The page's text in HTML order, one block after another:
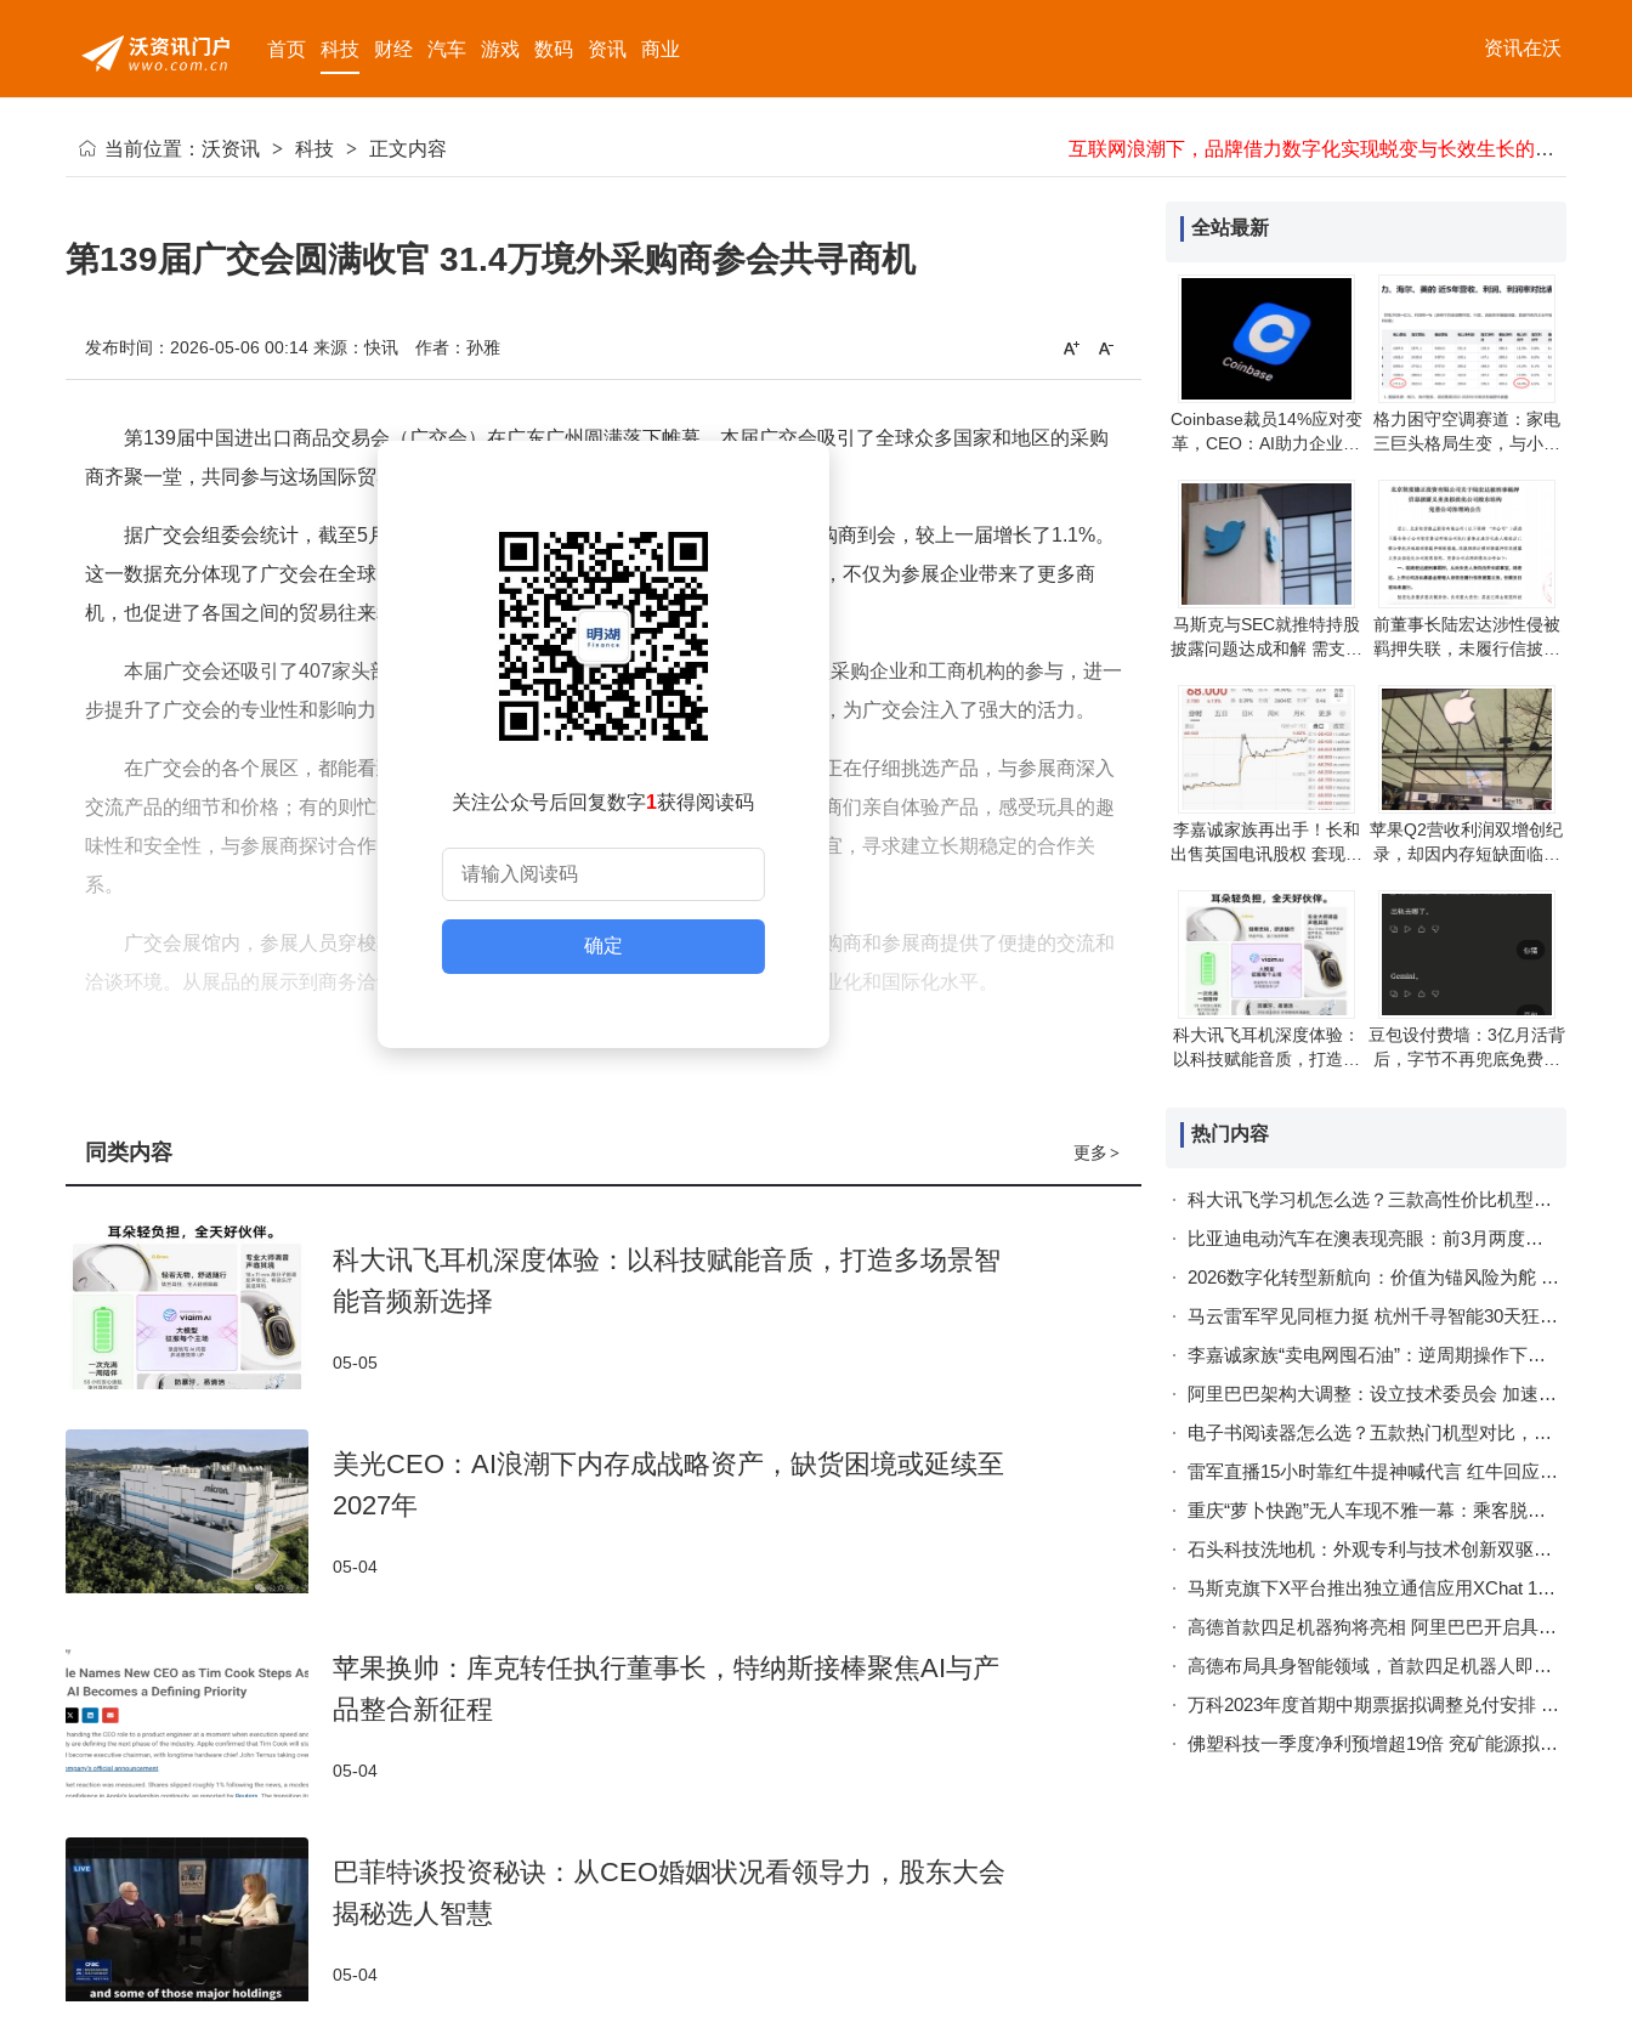
资讯在沃
首页 科技 财经 汽车 游戏 数码 资讯 商业
“五一”期间东莞市场监管多措并举 筑牢市场安全防线
2026中国现制饮品市场：茶咖烘焙融合，四大人群引领消费新趋势
中山陵免费开放藏深意：让山河触手可及，让历史薪火相传
游戏驿站拟555亿美元收购亿贝，将推动成本削减并提供线下门店支持
当前位置： 沃资讯 > 科技 > 正文内容
第139届广交会圆满收官 31.4万境外采购商参会共寻商机
发布时间：2026-05-06 00:14 来源：快讯 作者：孙雅
第139届中国进出口商品交易会（广交会）在广东广州圆满落下帷幕。本届广交会吸引了全球众多国家和地区的采购
商齐聚一堂，共同参与这场国际贸易盛会。
据广交会组委会统计，截至5月4日，共有来自220个国家和地区的31.4万名境外采购商到会，较上一届增长了1.1%。
这一数据充分体现了广交会在全球贸易中的重要地位和吸引力。众多国际采购商的参与，不仅为参展企业带来了更多商
机，也促进了各国之间的贸易往来和经济合作。
本届广交会还吸引了407家头部采购企业和154家境外工商机构组团参会。这些大型采购企业和工商机构的参与，进一
步提升了广交会的专业性和影响力。他们在展会上积极寻找优质供应商，洽谈合作项目，为广交会注入了强大的活力。
在广交会的各个展区，都能看到境外采购商忙碌的身影。在鞋类展区，有的采购商正在仔细挑选产品，与参展商深入
交流产品的细节和价格；有的则忙着拍照留念，记录下心仪的商品。在玩具展区，采购商们亲自体验产品，感受玩具的趣
味性和安全性，与参展商探讨合作的可能性。在箱包展区，采购商与参展商洽谈合作事宜，寻求建立长期稳定的合作关
系。
广交会展馆内，参展人员穿梭其中，热闹非凡。展馆内设置了多个功能区域，为采购商和参展商提供了便捷的交流和
洽谈环境。从展品的展示到商务洽谈，每一个环节都井然有序，充分展现了广交会的专业化和国际化水平。
关注公众号后回复数字1获得阅读码
确定
更多 >
同类内容
科大讯飞耳机深度体验：以科技赋能音质，打造多场景智
能音频新选择
05-05
美光CEO：AI浪潮下内存成战略资产，缺货困境或延续至
2027年
05-04
苹果换帅：库克转任执行董事长，特纳斯接棒聚焦AI与产
品整合新征程
05-04
巴菲特谈投资秘诀：从CEO婚姻状况看领导力，股东大会
揭秘选人智慧
05-04
全站最新
Coinbase裁员14%应对变
革，CEO：AI助力企业运
格力困守空调赛道：家电
三巨头格局生变，与小米
马斯克与SEC就推特持股
披露问题达成和解 需支付
前董事长陆宏达涉性侵被
羁押失联，未履行信披义
构
李嘉诚家族再出手！长和
出售英国电讯股权 套现约
苹果Q2营收利润双增创纪
录，却因内存短缺面临供
科大讯飞耳机深度体验：
以科技赋能音质，打造多
豆包设付费墙：3亿月活背
后，字节不再兜底免费算
热门内容
科大讯飞学习机怎么选？三款高性价比机型评测，助力孩子高效学习
比亚迪电动汽车在澳表现亮眼：前3月两度超越特斯拉，销量断层领先
2026数字化转型新航向：价值为锚风险为舵 开启企业升级新征程
马云雷军罕见同框力挺 杭州千寻智能30天狂揽30亿融资引关注
李嘉诚家族“卖电网囤石油”：逆周期操作下，能源棋局再落关键子
阿里巴巴架构大调整：设立技术委员会 加速AI布局李飞飞雷雁群履新
电子书阅读器怎么选？五款热门机型对比，科大讯飞起点阅读器成多场景阅读优选！
雷军直播15小时靠红牛提神喊代言 红牛回应联动共塑品牌能量新典范
重庆“萝卜快跑”无人车现不雅一幕：乘客脱鞋搭座，客服回应卫生保障措施
石头科技洗地机：外观专利与技术创新双驱动，清洁效率与市场双领跑
马斯克旗下X平台推出独立通信应用XChat 17日将登陆苹果商店
高德首款四足机器狗将亮相 阿里巴巴开启具身智能领域新征程
高德布局具身智能领域，首款四足机器人即将发布引期待
万科2023年度首期中期票据拟调整兑付安排 涉及本金展期与利息支付
佛塑科技一季度净利预增超19倍 兖矿能源拟24亿美元收购红隼集团权益